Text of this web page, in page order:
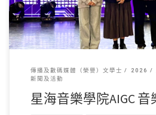
傳播及數碼媒體（榮譽）文學士 2026
新聞及活動
星海音樂學院AIGC 音